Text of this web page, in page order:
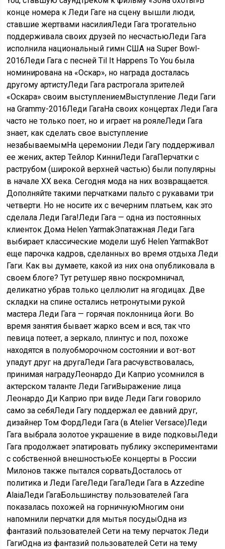
конце номера к Леди Гаге на сцену вышли люди,
ставшие жертвами насилияЛеди Гага трогательно
поддерживала своих друзей по несчастьюЛеди Гага
исполнила национальный гимн США на Super Bowl-
2016Леди Гага с песней Til It Happens To You была
номинирована на «Оскар», но награда досталась
другому артистуЛеди Гага растрогала зрителей
«Оскара» своим выступлениемВыступление Леди Гаги
на Grammy-2016Леди ГагаНа своих концертах Леди Гага
часто не только поет, но и играет на роялеЛеди Гага
знает, как сделать свое выступление
незабываемымНа церемонии Леди Гагу поддерживал
ее жених, актер Тейлор КинниЛеди ГагаПерчатки с
раструбом (широкой верхней частью) были популярны
в начале XX века. Сегодня мода на них возвращается.
Дополняйте такими перчатками пальто с рукавами три
четверти. Но не носите их с вечерним платьем, как это
сделала Леди Гага!Леди Гага — одна из постоянных
клиенток Дома Helen YarmakЭпатажная Леди Гага
выбирает классические модели шуб Helen YarmakВот
еще парочка кадров, сделанных во время отдыха Леди
Гаги. Как вы думаете, какой из них она опубликовала в
своем блоге? Тут ретушер явно поскромничал,
деликатно убрав только целлюлит на ягодицах. Две
складки на спине остались нетронутыми рукой
мастера Леди Гага — горячая поклонница йоги. Во
время занятия бывает жарко всем и вся, так что
певица потеет, а зеркало, плинтус и пол, похоже
находятся в полуобморочном состоянии и вот-вот
упадут друг на другаЛеди Гага расчувствовалась,
принимая наградуЛеонардо Ди Каприо усомнился в
актерском таланте Леди ГагиВыражение лица
Леонардо Ди Каприо при виде Леди Гаги говорило
само за себяЛеди Гагу поддержал ее давний друг,
дизайнер Том ФордЛеди Гага (в Atelier Versace)Леди
Гага выбрала золотое украшение в виде подковыЛеди
Гага продолжает эпатировать публику экспериментами
с собственной внешностьюЕе концерты в России
Милонов также пытался сорватьДосталось от
политика и Леди ГагеЛеди ГагаЛеди Гага в Azzedine
AlaiaЛеди ГагаБольшинству пользователей Гага
показалась похожей на горничнуюМногим они
напомнили перчатки для мытья посудыОдна из
фантазий пользователей Сети на тему перчаток Леди
ГагиОдна из фантазий пользователей Сети на тему